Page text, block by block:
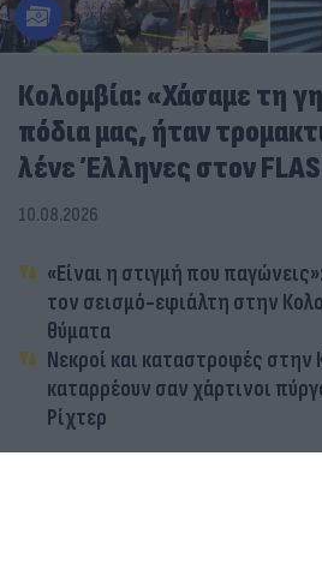
Κολομβία: «Χάσαμε τη
πόδια μας, ήταν
λένε Έλληνες στον
10.08.2026
«Είναι η στιγμή που
τον σεισμό-εφιάλτη στην
θύματα
Νεκροί και καταστροφές στην
καταρρέουν σαν χάρτινοι
Ρίχτερ